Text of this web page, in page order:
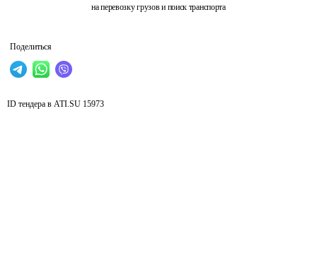
на перевозку грузов и поиск транспорта
Поделиться
ID тендера в ATI.SU 15973